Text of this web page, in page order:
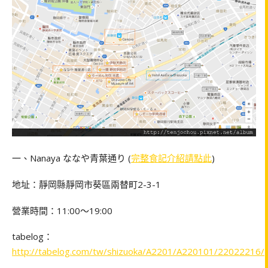
一、Nanaya ななや青葉通り (完整食記介紹請點此)
地址：靜岡縣靜岡市葵區兩替町2-3-1
營業時間：11:00～19:00
tabelog：
http://tabelog.com/tw/shizuoka/A2201/A220101/22022216/